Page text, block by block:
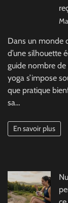
Dans un monde
d’une silhouette
guide nombre
yoga s’impose
que pratique
sa…
En savoir plus